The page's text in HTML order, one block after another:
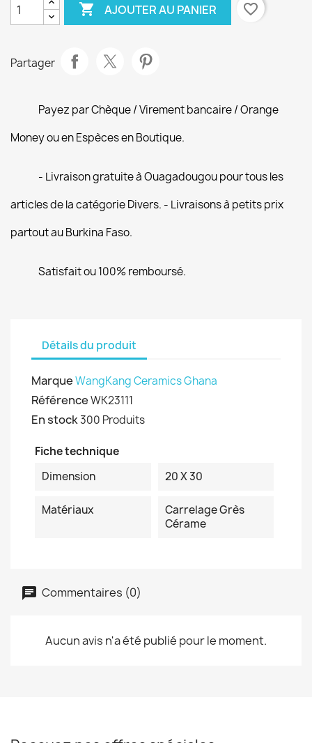
 AJOUTER AU PANIER favorite_border
Partager
Payez par Chèque / Virement bancaire / Orange
Money ou en Espèces en Boutique.
- Livraison gratuite à Ouagadougou pour tous les
articles de la catégorie Divers. - Livraisons à petits prix
partout au Burkina Faso.
Satisfait ou 100% remboursé.
Détails du produit
MarqueWangKang Ceramics Ghana
RéférenceWK23111
En stock300 Produits
Fiche technique
Dimension
20 X 30
Matériaux
Carrelage Grès
Cérame
Commentaires (0)
Aucun avis n'a été publié pour le moment.